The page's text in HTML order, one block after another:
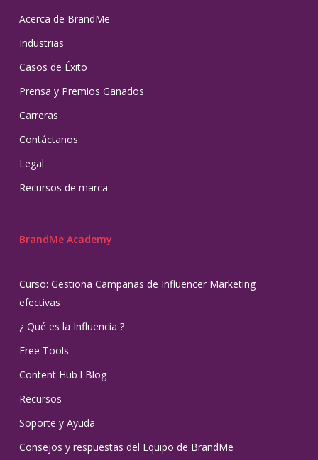
Acerca de BrandMe
Industrias
Casos de Éxito
Prensa y Premios Ganados
Carreras
Contáctanos
Legal
Recursos de marca
BrandMe Academy
Curso: Gestiona Campañas de Influencer Marketing
efectivas
¿ Qué es la Influencia ?
Free Tools
Content Hub l Blog
Recursos
Soporte y Ayuda
Consejos y respuestas del Equipo de BrandMe